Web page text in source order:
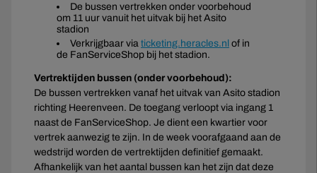
De bussen vertrekken onder voorbehoud
om 11 uur vanuit het uitvak bij het Asito
stadion
Verkrijgbaar via ticketing.heracles.nl of in
de FanServiceShop bij het stadion.
Vertrektijden bussen (onder voorbehoud):
De bussen vertrekken vanaf het uitvak van Asito stadion
richting Heerenveen. De toegang verloopt via ingang 1
naast de FanServiceShop. Je dient een kwartier voor
vertrek aanwezig te zijn. In de week voorafgaand aan de
wedstrijd worden de vertrektijden definitief gemaakt.
Afhankelijk van het aantal bussen kan het zijn dat deze